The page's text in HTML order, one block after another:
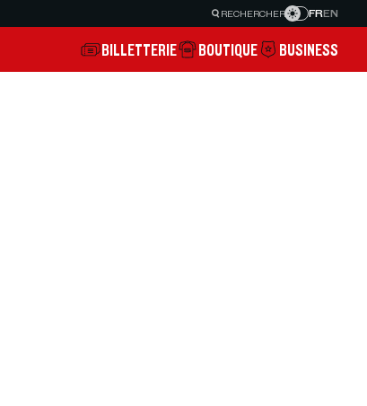
RECHERCHER FREN
BILLETTERIE BOUTIQUE BUSINESS